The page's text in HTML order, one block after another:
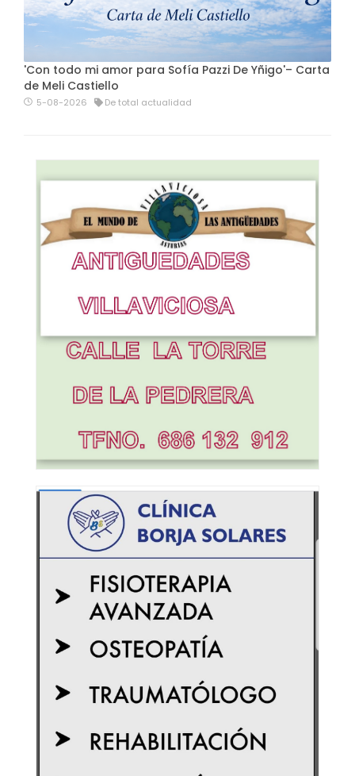
'Con todo mi amor para Sofía Pazzi De Yñigo'– Carta
de Meli Castiello
5-08-2026 De total actualidad